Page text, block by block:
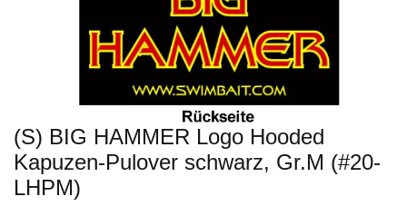
(S) BIG HAMMER Logo Hooded
Kapuzen-Pulover schwarz, Gr.M (#20-
LHPM)